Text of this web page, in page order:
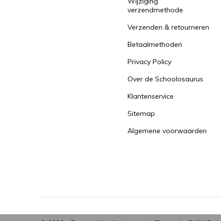
verzendmethode
Verzenden & retourneren
Betaalmethoden
Privacy Policy
Over de Schoolosaurus
Klantenservice
Sitemap
Algemene voorwaarden